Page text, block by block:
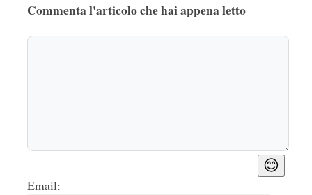
Commenta l'articolo che hai appena letto
😊
Email: